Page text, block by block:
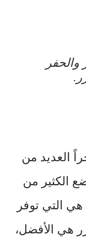
والحفر
العديد من
الكثير من
التي توفر
هي الأفضل،